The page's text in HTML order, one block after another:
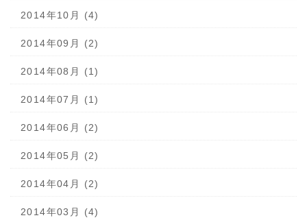
2014年10月 (4)
2014年09月 (2)
2014年08月 (1)
2014年07月 (1)
2014年06月 (2)
2014年05月 (2)
2014年04月 (2)
2014年03月 (4)